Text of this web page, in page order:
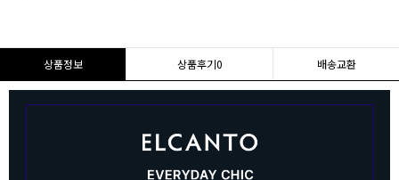
상품정보 상품후기0 배송교환